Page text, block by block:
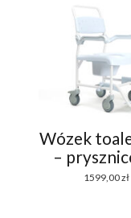
Wózek
–
1599,00zł